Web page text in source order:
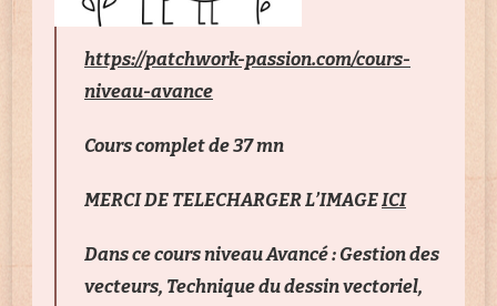
https://patchwork-passion.com/cours-
niveau-avance
Cours complet de 37 mn
MERCI DE TELECHARGER L’IMAGEICI
Dans ce cours niveau Avancé : Gestion des
vecteurs, Technique du dessin vectoriel,